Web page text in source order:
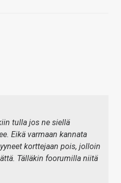
tulla jos ne siellä
Eikä varmaan kannata
korttejaan pois, jolloin
Tälläkin foorumilla niitä